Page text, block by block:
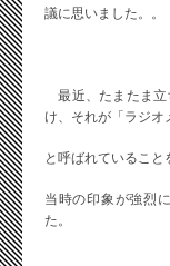
議に思いました。。
最近、たまたま立
け、それが「ラジオ
と呼ばれていること
当時の印象が強烈
た。